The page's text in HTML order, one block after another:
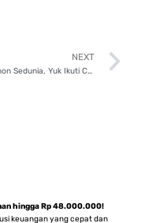
NEXT
Hari Pohon Sedunia, Yuk Ikuti Cara Mudah Jaga Kelestarian Alam!
hingga Rp 48.000.000!
keuangan yang cepat dan